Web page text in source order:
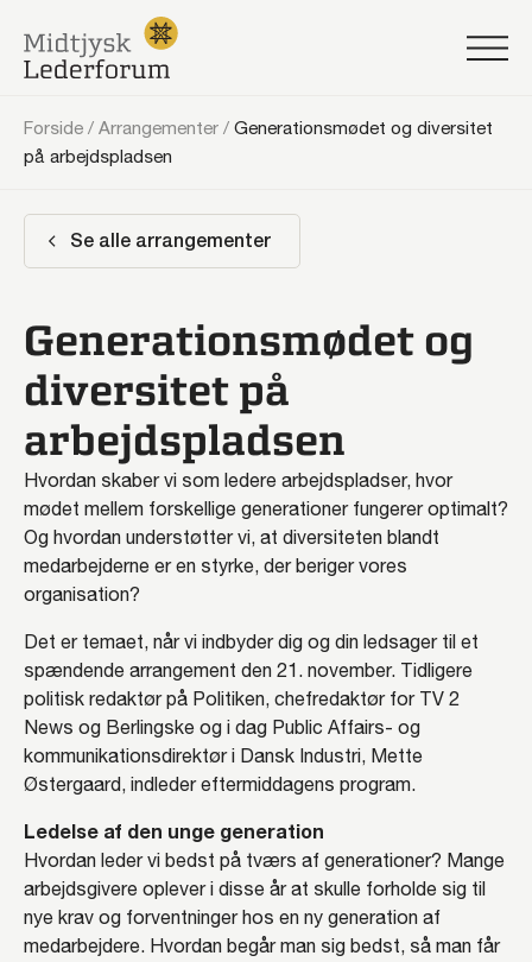
Forside / Arrangementer / Generationsmødet og diversitet
på arbejdspladsen
Se alle arrangementer
Generationsmødet og
diversitet på
arbejdspladsen
Hvordan skaber vi som ledere arbejdspladser, hvor
mødet mellem forskellige generationer fungerer optimalt?
Og hvordan understøtter vi, at diversiteten blandt
medarbejderne er en styrke, der beriger vores
organisation?
Det er temaet, når vi indbyder dig og din ledsager til et
spændende arrangement den 21. november. Tidligere
politisk redaktør på Politiken, chefredaktør for TV 2
News og Berlingske og i dag Public Affairs- og
kommunikationsdirektør i Dansk Industri, Mette
Østergaard, indleder eftermiddagens program.
Ledelse af den unge generation
Hvordan leder vi bedst på tværs af generationer? Mange
arbejdsgivere oplever i disse år at skulle forholde sig til
nye krav og forventninger hos en ny generation af
medarbejdere. Hvordan begår man sig bedst, så man får